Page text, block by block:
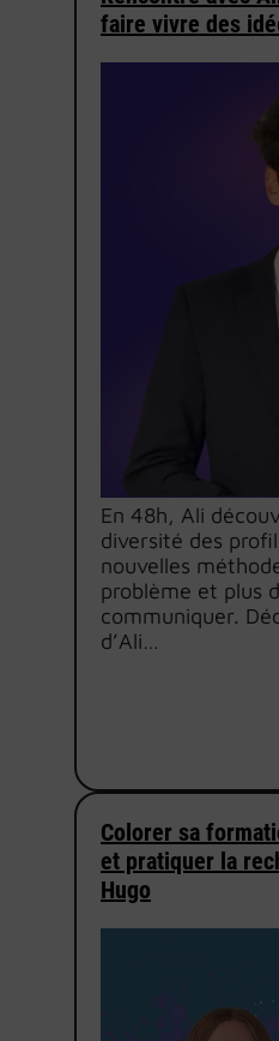
faire vivre des
En 48h, Ali
diversité des
nouvelles
problème et plus
communiquer.
d’Ali…
Colorer sa
et pratiquer la
Hugo